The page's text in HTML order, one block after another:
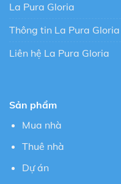
La Pura Gloria
Thông tin La Pura Gloria
Liên hệ La Pura Gloria
Sản phẩm
Mua nhà
Thuê nhà
Dự án